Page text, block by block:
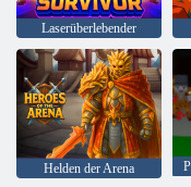
Laserüberlebender
Helden der Arena